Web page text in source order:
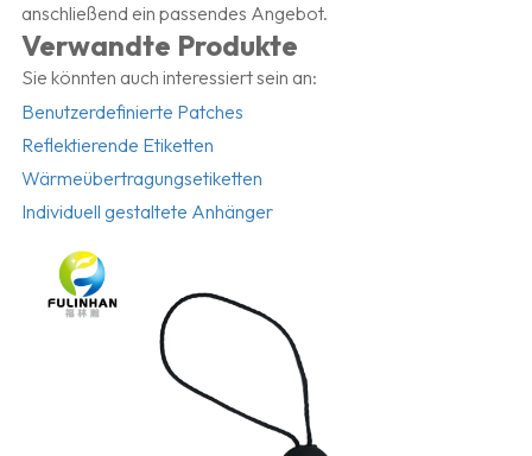
anschließend ein passendes Angebot.
Verwandte Produkte
Sie könnten auch interessiert sein an:
Benutzerdefinierte Patches
Reflektierende Etiketten
Wärmeübertragungsetiketten
Individuell gestaltete Anhänger